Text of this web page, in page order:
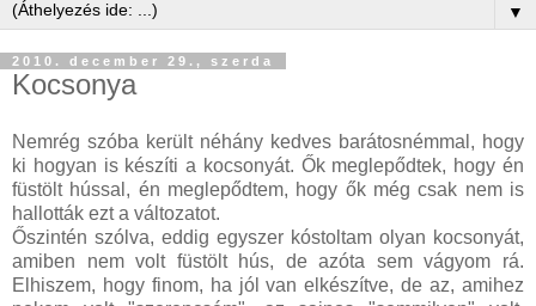
▼
2010. december 29., szerda
Kocsonya
Nemrég szóba került néhány kedves barátosnémmal, hogy
ki hogyan is készíti a kocsonyát. Ők meglepődtek, hogy én
füstölt hússal, én meglepődtem, hogy ők még csak nem is
hallották ezt a változatot.
Őszintén szólva, eddig egyszer kóstoltam olyan kocsonyát,
amiben nem volt füstölt hús, de azóta sem vágyom rá.
Elhiszem, hogy finom, ha jól van elkészítve, de az, amihez